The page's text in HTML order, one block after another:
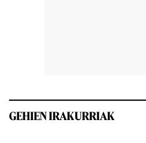
GEHIEN IRAKURRIAK